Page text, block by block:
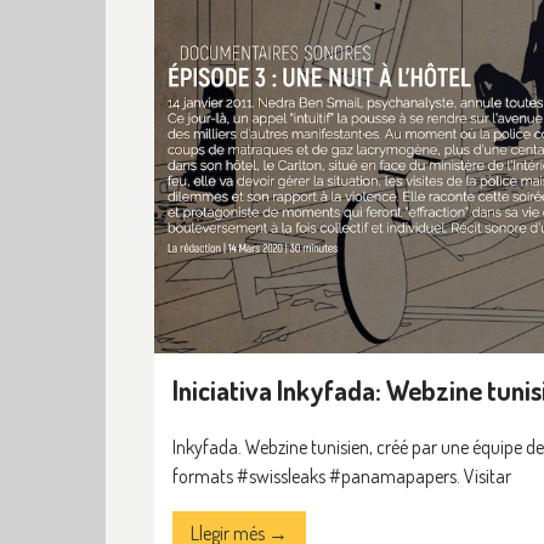
Iniciativa Inkyfada: Webzine
Inkyfada. Webzine tunisien, créé par une équipe
formats #swissleaks #panamapapers. Visitar
Llegir més →